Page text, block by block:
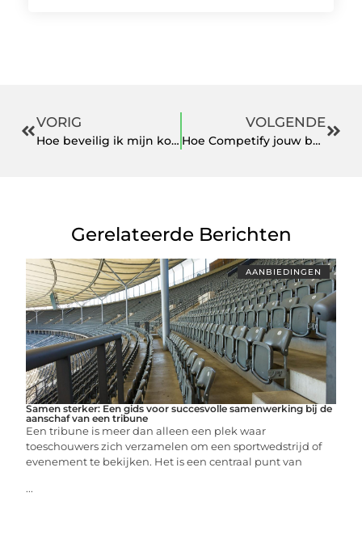
VORIG
Hoe beveilig ik mijn koelinstallatie?
VOLGENDE
Hoe Competify jouw bedrijf kan helpen bij marktanalyse en strategie
Gerelateerde Berichten
AANBIEDINGEN
Samen sterker: Een gids voor succesvolle samenwerking bij de
aanschaf van een tribune
Een tribune is meer dan alleen een plek waar
toeschouwers zich verzamelen om een sportwedstrijd of
evenement te bekijken. Het is een centraal punt van
...